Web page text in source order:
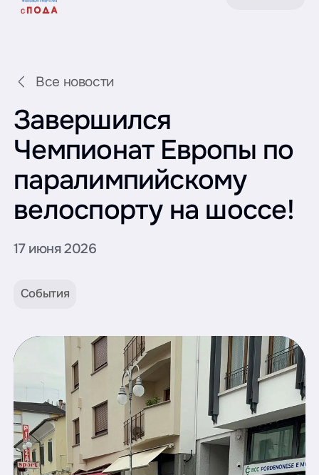
Все новости
Завершился
Чемпионат Европы по
паралимпийскому
велоспорту на шоссе!
17 июня 2026
События